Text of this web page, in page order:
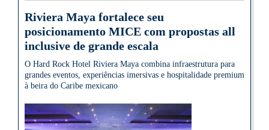
Riviera Maya fortalece seu
posicionamento MICE com propostas all
inclusive de grande escala
O Hard Rock Hotel Riviera Maya combina infraestrutura para
grandes eventos, experiências imersivas e hospitalidade premium
à beira do Caribe mexicano